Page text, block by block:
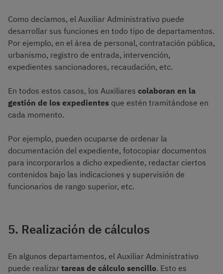
Como decíamos, el Auxiliar Administrativo puede
desarrollar sus funciones en todo tipo de departamentos.
Por ejemplo, en el área de personal, contratación pública,
urbanismo, registro de entrada, intervención,
expedientes sancionadores, recaudación, etc.
En todos estos casos, los Auxiliares colaboran en la
gestión de los expedientes que estén tramitándose en
cada momento.
Por ejemplo, pueden ocuparse de ordenar la
documentación del expediente, fotocopiar documentos
para incorporarlos a dicho expediente, redactar ciertos
contenidos bajo las indicaciones y supervisión de
funcionarios de rango superior, etc.
5. Realización de cálculos
En algunos departamentos, el Auxiliar Administrativo
puede realizar tareas de cálculo sencillo. Esto es